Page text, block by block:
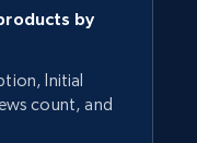
by
Initial
count, and